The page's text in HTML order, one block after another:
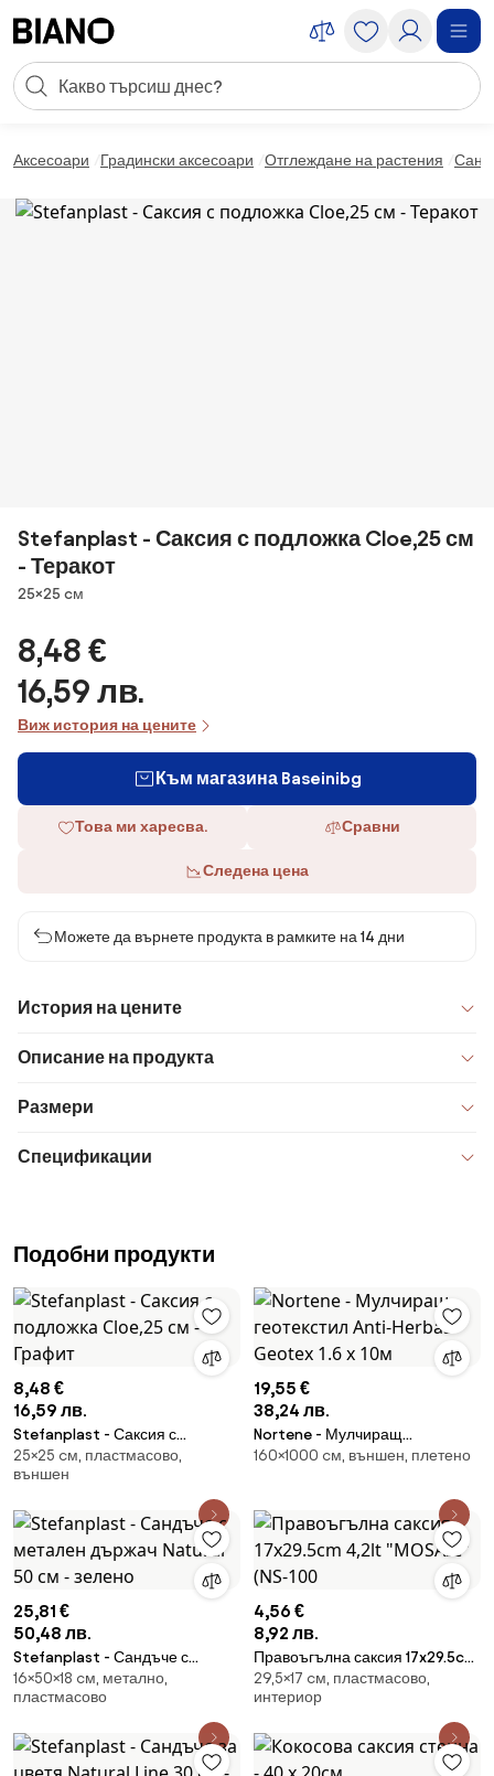
Търсене
Аксесоари Градински аксесоари Отглеждане на растения
Stefanplast - Саксия с подложка Cloe,25 см
- Теракот
Размери
25×25 cм
8,48 €
16,59 лв.
Виж история на цените
Към магазина Baseinibg
Това ми харесва. Сравни
Следена цена
Можете да върнете продукта в рамките на 14 дни
История на цените
Описание на продукта
Размери
Спецификации
Подобни продукти
8,48 €
16,59 лв.
Stefanplast - Саксия с
подложка Cloe,25 см - Графит
25×25 cм, пластмасово,
външен
19,55 €
38,24 лв.
Nortene - Мулчиращ
геотекстил Anti-Herbas Geotex
160×1000 cм, външен, плетено
25,81 €
50,48 лв.
Stefanplast - Сандъче с
метален държач Natural 50 см
- зелено
16×50×18 cм, метално,
пластмасово
4,56 €
8,92 лв.
Правоъгълна саксия 17x29.5cm
4,2lt "MOSAIC" (NS-100
29,5×17 cм, пластмасово,
интериор